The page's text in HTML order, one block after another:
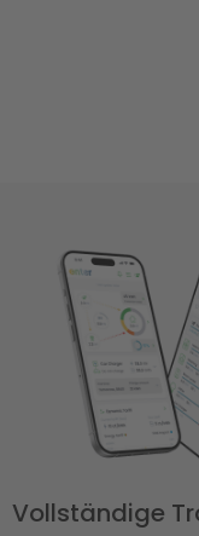
Vollständige